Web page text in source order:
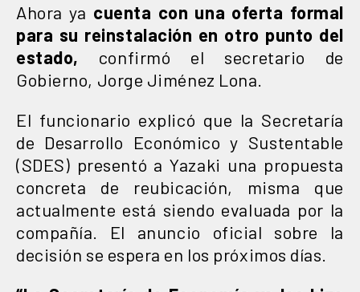
Ahora ya cuenta con una oferta formal
para su reinstalación en otro punto del
estado, confirmó el secretario de
Gobierno, Jorge Jiménez Lona.
El funcionario explicó que la Secretaría
de Desarrollo Económico y Sustentable
(SDES) presentó a Yazaki una propuesta
concreta de reubicación, misma que
actualmente está siendo evaluada por la
compañía. El anuncio oficial sobre la
decisión se espera en los próximos días.